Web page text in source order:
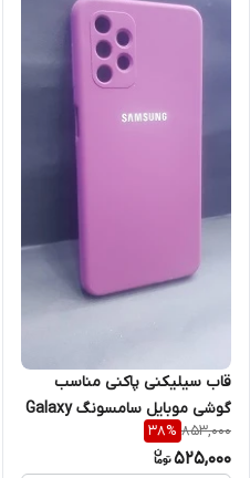
قاب سیلیکنی پاکنی مناسب
گوشی موبایل سامسونگ Galaxy
M23
853,000
38%
525,000